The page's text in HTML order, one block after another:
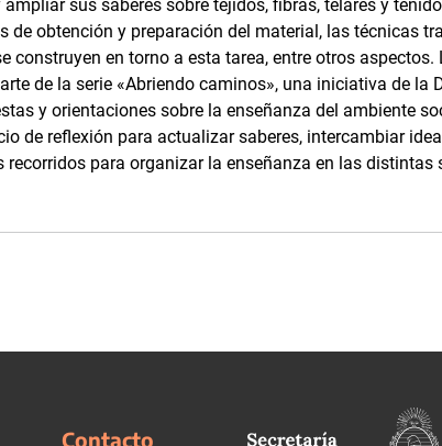
ampliar sus saberes sobre tejidos, fibras, telares y
de obtención y preparación del material, las técnicas
construyen en torno a esta tarea, entre otros aspectos.
de la serie «Abriendo caminos», una iniciativa de la
y orientaciones sobre la enseñanza del ambiente
de reflexión para actualizar saberes, intercambiar
recorridos para organizar la enseñanza en las distintas
Contacto